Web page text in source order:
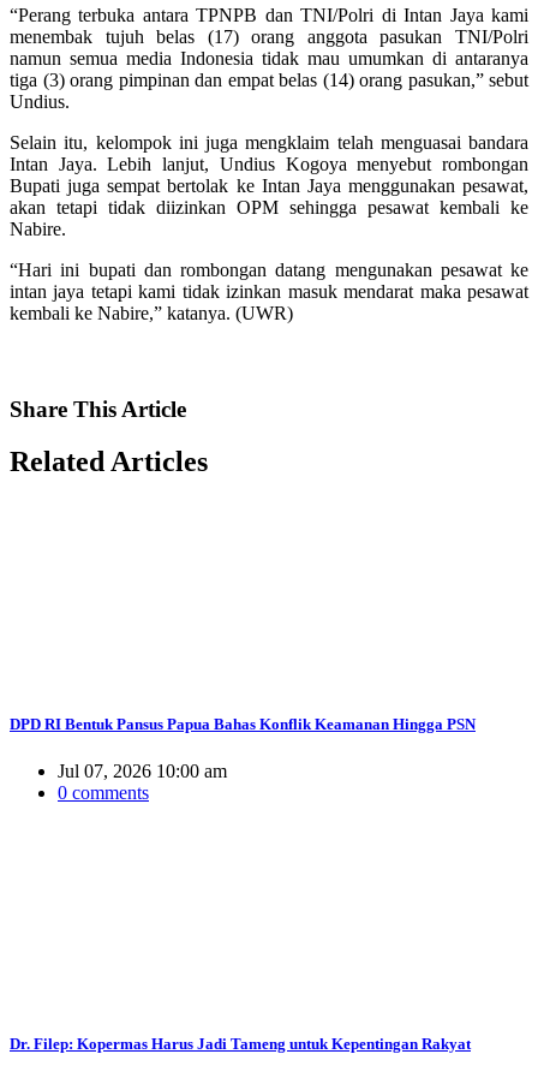
“Perang terbuka antara TPNPB dan TNI/Polri di Intan Jaya kami
menembak tujuh belas (17) orang anggota pasukan TNI/Polri
namun semua media Indonesia tidak mau umumkan di antaranya
tiga (3) orang pimpinan dan empat belas (14) orang pasukan,” sebut
Undius.
Selain itu, kelompok ini juga mengklaim telah menguasai bandara
Intan Jaya. Lebih lanjut, Undius Kogoya menyebut rombongan
Bupati juga sempat bertolak ke Intan Jaya menggunakan pesawat,
akan tetapi tidak diizinkan OPM sehingga pesawat kembali ke
Nabire.
“Hari ini bupati dan rombongan datang mengunakan pesawat ke
intan jaya tetapi kami tidak izinkan masuk mendarat maka pesawat
kembali ke Nabire,” katanya. (UWR)
Share This Article
RelatedArticles
DPD RI Bentuk Pansus Papua Bahas Konflik Keamanan Hingga PSN
Jul 07, 2026 10:00 am
0 comments
Dr. Filep: Kopermas Harus Jadi Tameng untuk Kepentingan Rakyat